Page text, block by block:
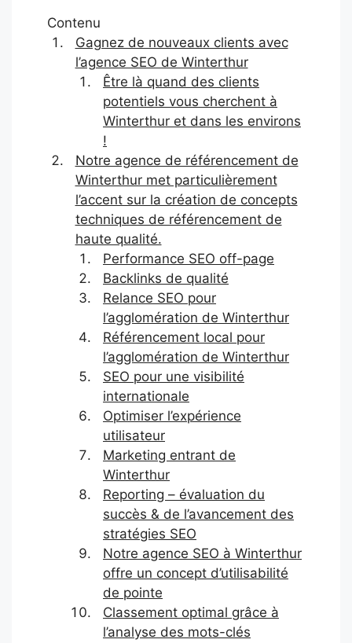
Contenu
Gagnez de nouveaux clients avec
l’agence SEO de Winterthur
Être là quand des clients
potentiels vous cherchent à
Winterthur et dans les environs
!
Notre agence de référencement de
Winterthur met particulièrement
l’accent sur la création de concepts
techniques de référencement de
haute qualité.
Performance SEO off-page
Backlinks de qualité
Relance SEO pour
l’agglomération de Winterthur
Référencement local pour
l’agglomération de Winterthur
SEO pour une visibilité
internationale
Optimiser l’expérience
utilisateur
Marketing entrant de
Winterthur
Reporting – évaluation du
succès & de l’avancement des
stratégies SEO
Notre agence SEO à Winterthur
offre un concept d’utilisabilité
de pointe
Classement optimal grâce à
l’analyse des mots-clés